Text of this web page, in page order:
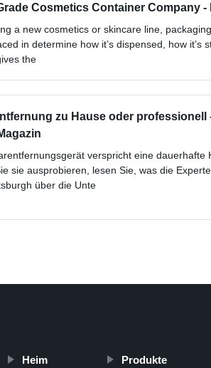
Cosmetics Container Company -
a new cosmetics or skincare line,
in determine how it’s dispensed, how it’s
the
zu Hause oder professionell
verspricht eine dauerhafte
sie ausprobieren, lesen Sie, was die
über die Unte
Heim Produkte